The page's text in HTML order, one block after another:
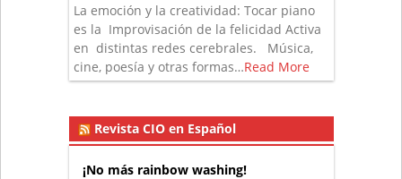
La emoción y la creatividad: Tocar piano
es la Improvisación de la felicidad Activa
en distintas redes cerebrales. Música,
cine, poesía y otras formas…Read More
Revista CIO en Español
¡No más rainbow washing!